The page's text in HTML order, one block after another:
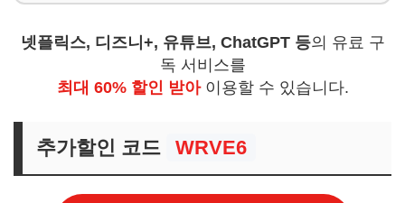
넷플릭스, 디즈니+, 유튜브, ChatGPT 등의 유료 구
독 서비스를
최대 60% 할인 받아이용할 수 있습니다.
추가할인 코드 WRVE6